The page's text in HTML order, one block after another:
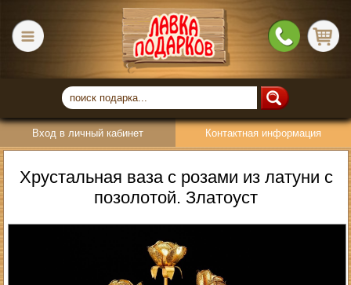
Вход в личный кабинет Контактная информация
Хрустальная ваза с розами из латуни с
позолотой. Златоуст